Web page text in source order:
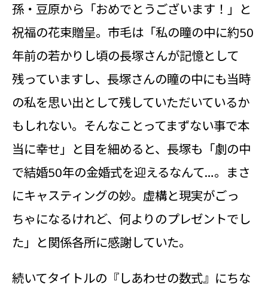
孫・豆原から「おめでとうございます！」と
祝福の花束贈呈。市毛は「私の瞳の中に約50
年前の若かりし頃の長塚さんが記憶として
残っていますし、長塚さんの瞳の中にも当時
の私を思い出として残していただいているか
もしれない。そんなことってまずない事で本
当に幸せ」と目を細めると、長塚も「劇の中
で結婚50年の金婚式を迎えるなんて…。まさ
にキャスティングの妙。虚構と現実がごっ
ちゃになるけれど、何よりのプレゼントでし
た」と関係各所に感謝していた。
続いてタイトルの『しあわせの数式』にちな